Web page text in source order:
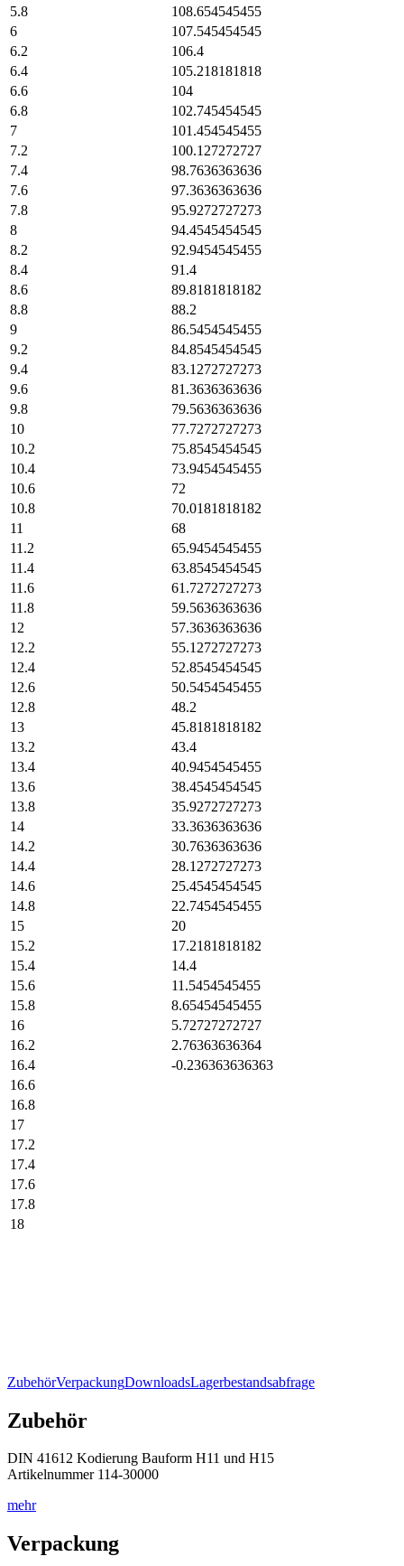
5.8
108.654545455
6
107.545454545
6.2
106.4
6.4
105.218181818
6.6
104
6.8
102.745454545
7
101.454545455
7.2
100.127272727
7.4
98.7636363636
7.6
97.3636363636
7.8
95.9272727273
8
94.4545454545
8.2
92.9454545455
8.4
91.4
8.6
89.8181818182
8.8
88.2
9
86.5454545455
9.2
84.8545454545
9.4
83.1272727273
9.6
81.3636363636
9.8
79.5636363636
10
77.7272727273
10.2
75.8545454545
10.4
73.9454545455
10.6
72
10.8
70.0181818182
11
68
11.2
65.9454545455
11.4
63.8545454545
11.6
61.7272727273
11.8
59.5636363636
12
57.3636363636
12.2
55.1272727273
12.4
52.8545454545
12.6
50.5454545455
12.8
48.2
13
45.8181818182
13.2
43.4
13.4
40.9454545455
13.6
38.4545454545
13.8
35.9272727273
14
33.3636363636
14.2
30.7636363636
14.4
28.1272727273
14.6
25.4545454545
14.8
22.7454545455
15
20
15.2
17.2181818182
15.4
14.4
15.6
11.5454545455
15.8
8.65454545455
16
5.72727272727
16.2
2.76363636364
16.4
-0.236363636363
16.6
16.8
17
17.2
17.4
17.6
17.8
18
ZubehörVerpackungDownloadsLagerbestandsabfrage
Zubehör
DIN 41612 Kodierung Bauform H11 und H15
Artikelnummer 114-30000
mehr
Verpackung